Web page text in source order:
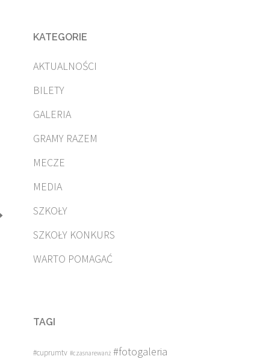
KATEGORIE
AKTUALNOŚCI
BILETY
GALERIA
GRAMY RAZEM
MECZE
MEDIA
SZKOŁY
SZKOŁY KONKURS
WARTO POMAGAĆ
TAGI
#cuprumtv #czasnarewanż #fotogaleria